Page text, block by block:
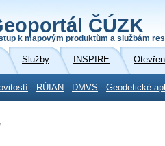
ČÚZK
k mapovým produktům a službám
Služby INSPIRE
RÚIAN DMVS Geodetické